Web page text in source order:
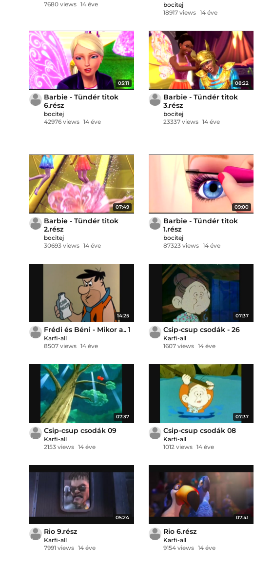
7680 views 14 éve
bocitej
18917 views 14 éve
05:11
Barbie - Tündér titok
6.rész
bocitej
42976 views 14 éve
08:22
Barbie - Tündér titok
3.rész
bocitej
23337 views 14 éve
07:49
Barbie - Tündér titok
2.rész
bocitej
30693 views 14 éve
09:00
Barbie - Tündér titok
1.rész
bocitej
87323 views 14 éve
14:25
Frédi és Béni - Mikor a.. 1
Karfi-all
8507 views 14 éve
07:37
Csip-csup csodák - 26
Karfi-all
1607 views 14 éve
07:37
Csip-csup csodák 09
Karfi-all
2153 views 14 éve
07:37
Csip-csup csodák 08
Karfi-all
1012 views 14 éve
05:24
Rio 9.rész
Karfi-all
7991 views 14 éve
07:41
Rio 6.rész
Karfi-all
9154 views 14 éve